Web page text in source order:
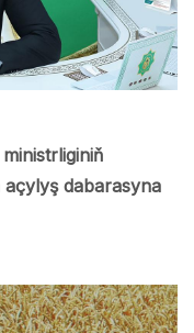
dabarasyna